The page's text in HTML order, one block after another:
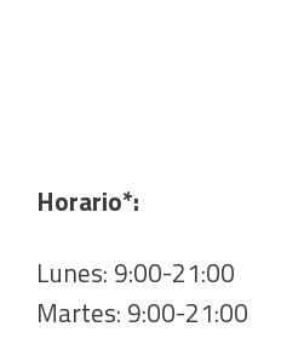
Horario*:
Lunes: 9:00-21:00
Martes: 9:00-21:00